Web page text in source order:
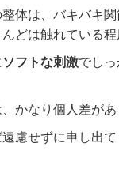
体は、バキバキ
どは触れている程
ソフトな刺激でし
かなり個人差があ
慮せずに申し出て